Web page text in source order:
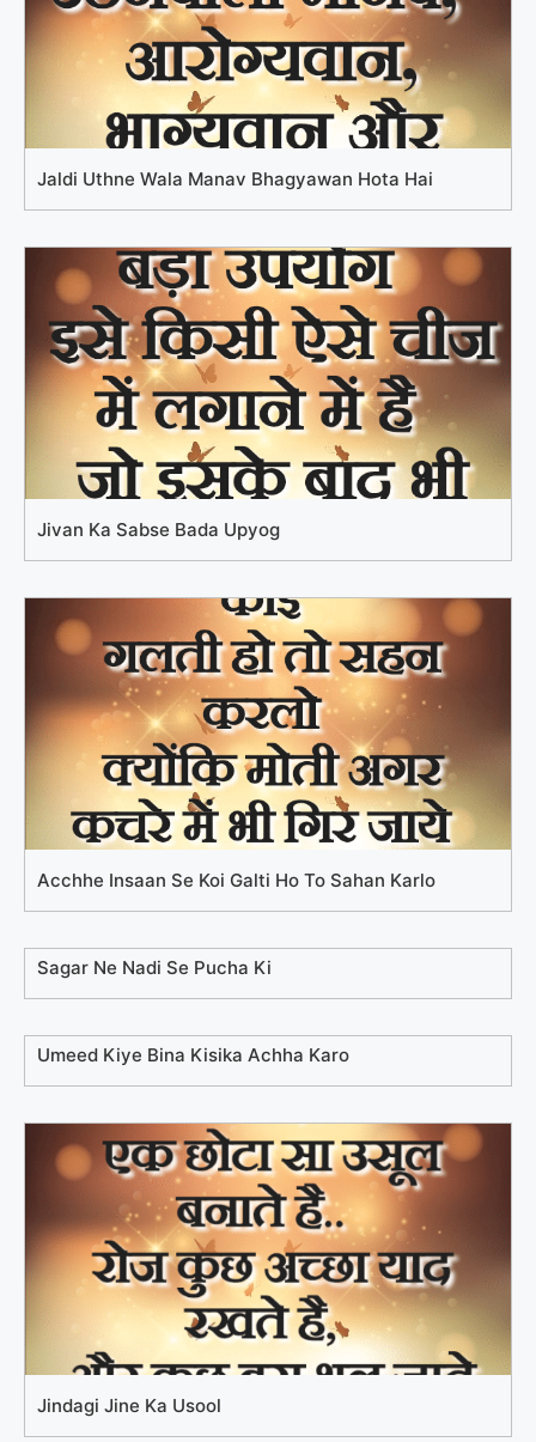
Jaldi Uthne Wala Manav Bhagyawan Hota Hai
Jivan Ka Sabse Bada Upyog
Acchhe Insaan Se Koi Galti Ho To Sahan Karlo
Sagar Ne Nadi Se Pucha Ki
Umeed Kiye Bina Kisika Achha Karo
Jindagi Jine Ka Usool